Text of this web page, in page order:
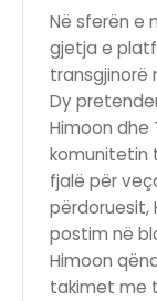
Në sferën e
gjetja e
transgjinorë
Dy
Himoon dhe
komunitetin
fjalë për
përdoruesit,
postim në
Himoon
takimet me